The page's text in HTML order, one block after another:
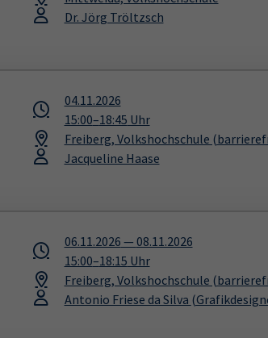
Dr. Jörg Tröltzsch
04.11.2026
15:00–18:45 Uhr
Freiberg, Volkshochschule
Jacqueline Haase
06.11.2026 — 08.11.2026
15:00–18:15 Uhr
Freiberg, Volkshochschule
Antonio Friese da Silva